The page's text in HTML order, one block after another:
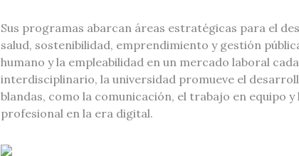
Sus programas abarcan áreas estratégicas para el
salud, sostenibilidad, emprendimiento y gestión
humano y la empleabilidad en un mercado laboral
interdisciplinario, la universidad promueve el
blandas, como la comunicación, el trabajo en equipo
profesional en la era digital.